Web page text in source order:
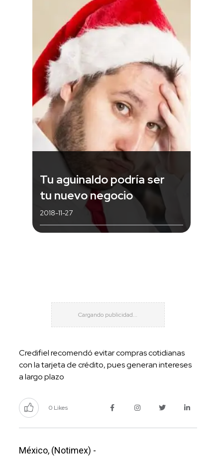
Tu aguinaldo podría ser
tu nuevo negocio
2018-11-27
Credifiel recomendó evitar compras cotidianas
con la tarjeta de crédito, pues generan intereses
a largo plazo
0 Likes
México, (Notimex) -